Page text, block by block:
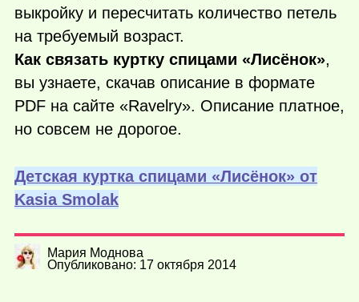
выкройку и пересчитать количество петель
на требуемый возраст.
Как связать куртку спицами «Лисёнок»,
вы узнаете, скачав описание в формате
PDF на сайте «Ravelry». Описание платное,
но совсем не дорогое.
Детская куртка спицами «Лисёнок» от
Kasia Smolak
Мария Моднова
Опубликовано: 17 октября 2014